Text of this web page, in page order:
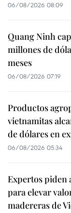
06/08/2026 08:09
Quang Ninh
millones de
meses
06/08/2026 07:19
Productos
vietnamitas
de dólares en
06/08/2026 05:34
Expertos piden
para elevar
madereras de